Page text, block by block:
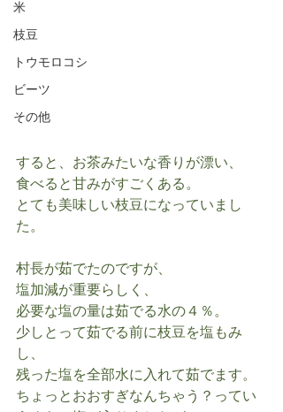
米
枝豆
トウモロコシ
ビーツ
その他
すると、お茶みたいな香りが漂い、
食べると甘みがすごくある。
とても美味しい枝豆になっていまし
た。
村長が茹でたのですが、
塩加減が重要らしく、
必要な塩の量は茹でる水の４％。
少しとって茹でる前に枝豆を塩もみ
し、
残った塩を全部水に入れて茹でます。
ちょっとおおすぎなんちゃう？ってい